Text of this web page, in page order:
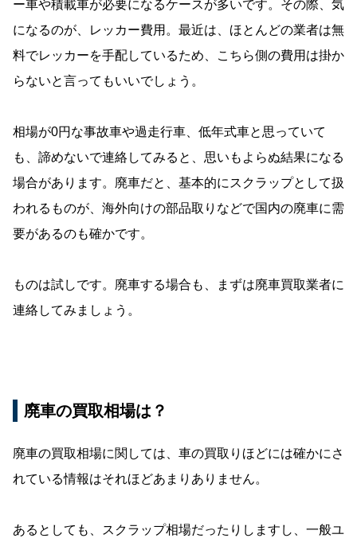
ー車や積載車が必要になるケースが多いです。その際、気
になるのが、レッカー費用。最近は、ほとんどの業者は無
料でレッカーを手配しているため、こちら側の費用は掛か
らないと言ってもいいでしょう。
相場が0円な事故車や過走行車、低年式車と思っていて
も、諦めないで連絡してみると、思いもよらぬ結果になる
場合があります。廃車だと、基本的にスクラップとして扱
われるものが、海外向けの部品取りなどで国内の廃車に需
要があるのも確かです。
ものは試しです。廃車する場合も、まずは廃車買取業者に
連絡してみましょう。
廃車の買取相場は？
廃車の買取相場に関しては、車の買取りほどには確かにさ
れている情報はそれほどあまりありません。
あるとしても、スクラップ相場だったりしますし、一般ユ